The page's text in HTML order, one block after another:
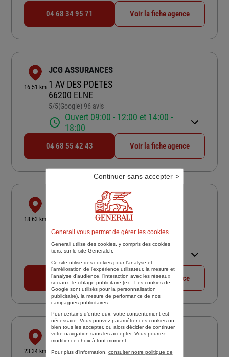
04 68 34 95 71 Voir la fiche agence
16.51 km
JCG ASSURANCES
1 AV DES POETES
66200 ELNE
5/5Note de 5 sur 5
(Google) 96 avis
Ouvert 09:00 - 12:00 et 14:00 -
18:00
04 68 55 42 43 Voir la fiche agence
18.63 km
MR TORREILLES ALAIN
34 BD LEON JEAN GREGORY
66302 THUIR CEDEX
Ouvert 09:00 - 12:00 et 14:00 -
18:00
04 68 53 43 56 Voir la fiche agence
23.34 km
ARGELES SUR MER
2 AVE DES FLAMANTS ROSES
Generali vous permet de gérer les cookies
Generali utilise des cookies, y compris des cookies
tiers, sur le site Generali.fr.
Ce site utilise des cookies pour l’analyse et
l'amélioration de l’expérience utilisateur, la mesure et
l’analyse d’audience, l’interaction avec les réseaux
sociaux, le ciblage publicitaire (ex : Les cookies de
Google sont utilisés pour la personnalisation
publicitaire), la mesure de performance de nos
campagnes publicitaires.
Pour certains d’entre eux, votre consentement est
nécessaire. Vous pouvez paramétrer ces cookies ou
bien tous les accepter, ou alors décider de continuer
votre navigation sans les accepter. Vous pourrez
modifier ce choix à tout moment.
Pour plus d’information, consulter notre politique de
Continuer sans accepter